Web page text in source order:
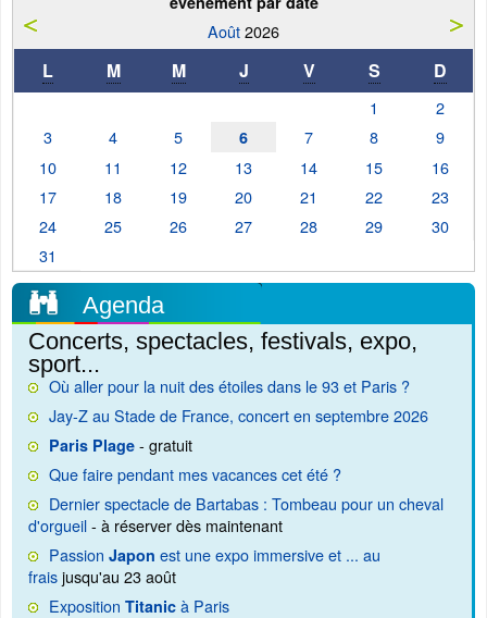
Août2026
L M M J V S D
1
2
3
4 5 6 7 8
9
10
11 12 13 14 15
16
17
18 19 20 21 22
23
24
25 26 27 28 29
30
31
Agenda
Concerts, spectacles, festivals, expo,
sport...
Où aller pour la nuit des étoiles dans le 93 et Paris ?
Jay-Z au Stade de France, concert en septembre 2026
Paris Plage - gratuit
Que faire pendant mes vacances cet été ?
Dernier spectacle de Bartabas : Tombeau pour un cheval
d'orgueil- à réserver dès maintenant
Passion Japon est une expo immersive et ... au
fraisjusqu'au 23 août
Exposition Titanic à Paris